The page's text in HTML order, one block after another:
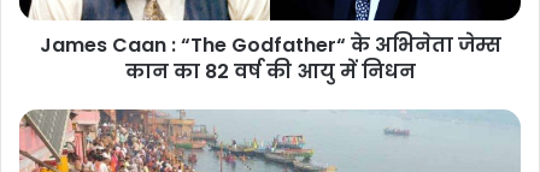
James Caan : “The Godfather“ के अभिनेता जेम्स
कान का 82 वर्ष की आयु में निधन